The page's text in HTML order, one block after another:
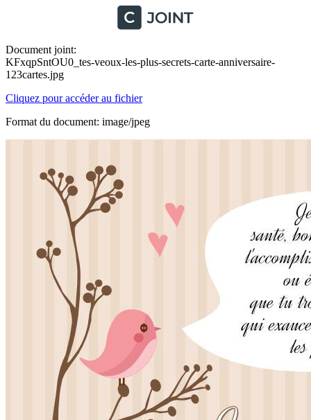
Document joint:
KFxqpSntOU0_tes-veoux-les-plus-secrets-carte-anniversaire-
123cartes.jpg
Cliquez pour accéder au fichier
Format du document: image/jpeg